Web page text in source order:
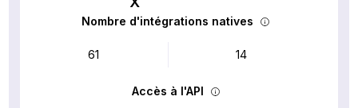
Nombre d'intégrations natives
61 14
Accès à l'API